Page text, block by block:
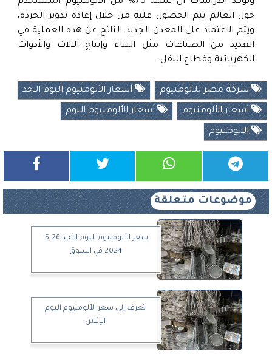
حول العالم يتم الحصول عليه من خلال إعادة تدوير الخردة،
ويتم الاعتماد على المعدن الجديد الناتج عن هذه العملية في
العديد من الصناعات مثل البناء وإنتاج الآلات والأدوات
الكهربائية وقطاع النقل.
شركة مصر للالومنيوم أسعار الألومنيوم اليوم الاحد
أسعار الألومنيوم أسعار الألومنيوم اليوم
الالومنيوم
موضوعات متعلقة
سعر الألومنيوم اليوم الأحد 26-5-
2024 في السوق
تعرف إلى سعر الألومنيوم اليوم
الإثنين